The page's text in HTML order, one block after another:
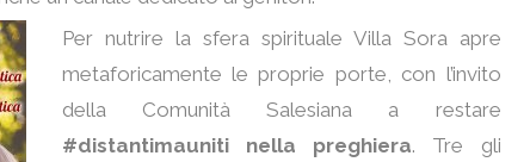
Per nutrire la sfera spirituale Villa Sora apre
metaforicamente le proprie porte, con l’invito
della Comunità Salesiana a restare
#distantimauniti nella preghiera. Tre gli